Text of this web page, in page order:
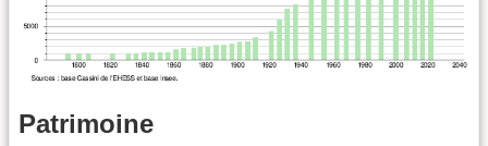
Patrimoine